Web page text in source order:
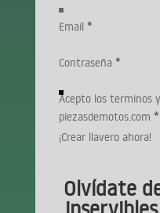
Email *
Contraseña *
Acepto los terminos
piezasdemotos.com *
¡Crear llavero ahora!
Olvídate